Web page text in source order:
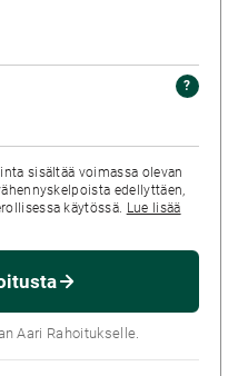
sisältää voimassa olevan
edellyttäen,
käytössä. Lue lisää
Aari Rahoitukselle.